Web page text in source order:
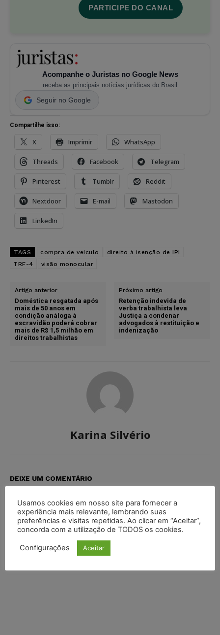
PARTICIPE DO CANAL
Acompanhe o Juristas no Google News
receba as principais notícias jurídicas do Brasil
Seguir no Google
Compartilhe isso:
X Imprimir WhatsApp
Threads Facebook Telegram
Pinterest Tumblr Reddit
Nextdoor E-mail Mastodon
LinkedIn
TAGS compra de veículo
direito à isenção de IPI
TRF-4
visão monocular
Artigo anterior
Doméstica resgatada após
mais de 50 anos em
condição análoga à
escravidão poderá cobrar
mais de R$ 1,5 milhão em
direitos trabalhistas
Próximo artigo
Retenção indevida de
verba trabalhista leva
Justiça a condenar
advogados à restituição e
indenização
Karina Silvério
DEIXE UM COMENTÁRIO
Default Comments (0) Facebook Comments Disqus Comments
Usamos cookies em nosso site para fornecer a
experiência mais relevante, lembrando suas
preferências e visitas repetidas. Ao clicar em “Aceitar”,
concorda com a utilização de TODOS os cookies.
Configurações Aceitar